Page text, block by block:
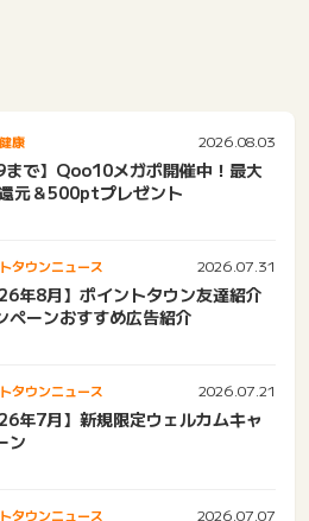
康 2026.08.03
まで】Qoo10メガポ開催中！最大
元＆500ptプレゼント
タウンニュース 2026.07.31
年8月】ポイントタウン友達紹介
ペーンおすすめ広告紹介
タウンニュース 2026.07.21
年7月】新規限定ウェルカムキャ
ン
タウンニュース 2026.07.07